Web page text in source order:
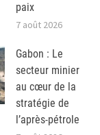
paix
7 août 2026
Gabon : Le
secteur minier
au cœur de la
stratégie de
l’après-pétrole